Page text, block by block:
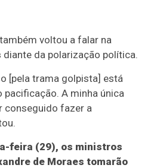
voltou a falar na
diante da polarização política.
[pela trama golpista] está
pacificação. A minha única
conseguido fazer a
feira (29), os ministros
de Moraes tomarão